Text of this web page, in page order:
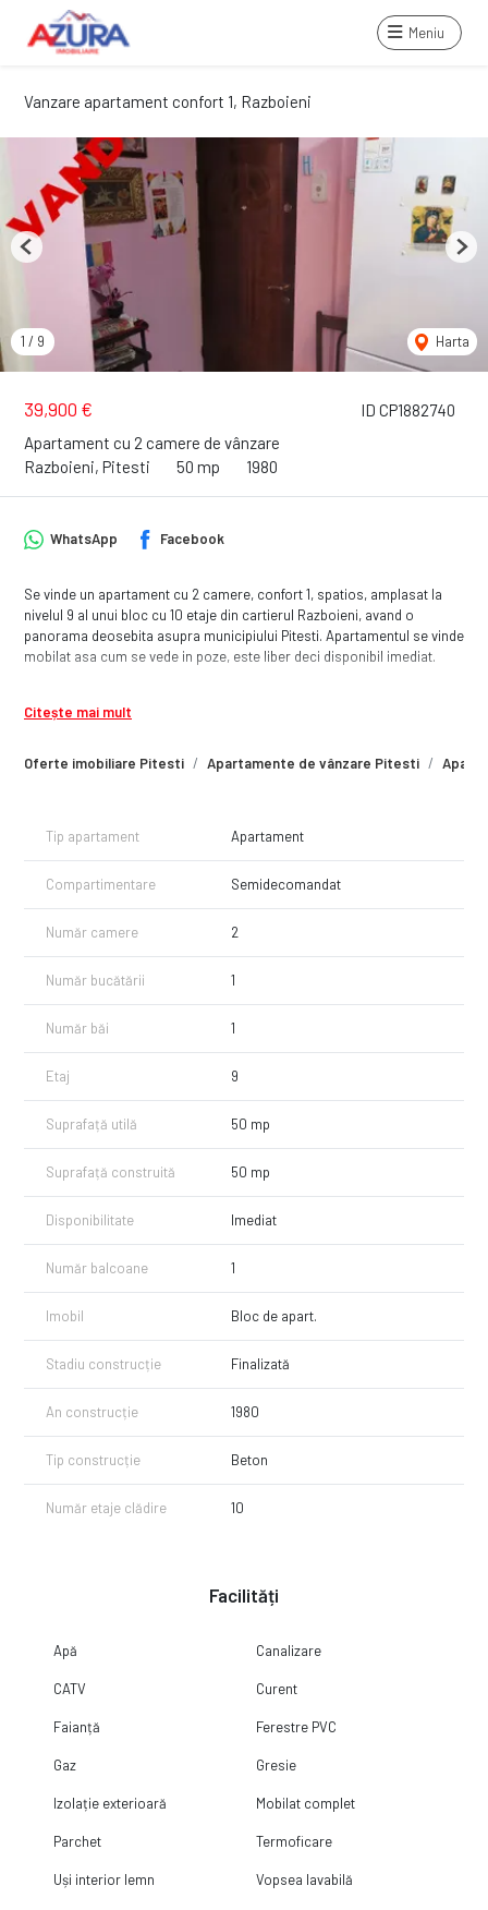
Meniu
Vanzare apartament confort 1, Razboieni
ID CP1882740
39,900 €
Apartament cu 2 camere de vânzare
Razboieni, Pitesti
50 mp 1980
1 / 9 Harta
Previous Next
Oferte imobiliare Pitesti Apartamente de vânzare Pitesti
WhatsApp Facebook
Se vinde un apartament cu 2 camere, confort 1, spatios, amplasat la
nivelul 9 al unui bloc cu 10 etaje din cartierul Razboieni, avand o
panorama deosebita asupra municipiului Pitesti. Apartamentul se vinde
mobilat asa cum se vede in poze, este liber deci disponibil imediat.
Citește mai mult
Tip apartament Apartament
Compartimentare Semidecomandat
Număr camere 2
Număr bucătării 1
Număr băi 1
Etaj 9
Suprafață utilă 50 mp
Suprafață construită 50 mp
Disponibilitate Imediat
Număr balcoane 1
Imobil Bloc de apart.
Stadiu construcție Finalizată
An construcție 1980
Tip construcție Beton
Număr etaje clădire 10
Facilități
Apă Canalizare
CATV Curent
Faianță Ferestre PVC
Gaz Gresie
Izolație exterioară Mobilat complet
Parchet Termoficare
Uși interior lemn Vopsea lavabilă